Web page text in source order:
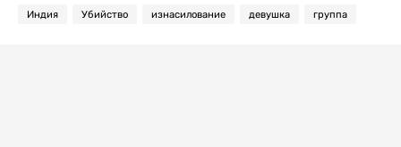
Индия Убийство изнасилование девушка группа